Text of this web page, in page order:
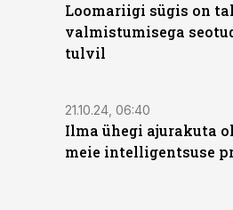
Loomariigi sügis on
valmistumisega
tulvil
21.10.24, 06:40
Ilma ühegi ajurakuta
meie intelligentsuse